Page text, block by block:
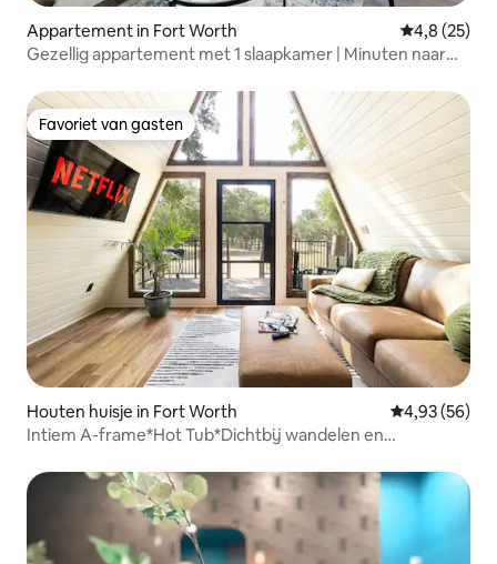
Appartement in Fort Worth
4,8 (25)
Gezellig appartement met 1 slaapkamer | Minuten naar
Favoriet van gasten
Favoriet van gasten
Houten huisje in Fort Worth Gemiddelde
4,93 (56)
Intiem A-frame*Hot Tub*Dichtbij wandelen en